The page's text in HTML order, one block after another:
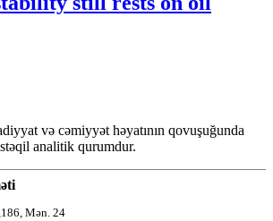
və cəmiyyət həyatının qovuşuğunda
analitik qurumdur.
Mən. 24